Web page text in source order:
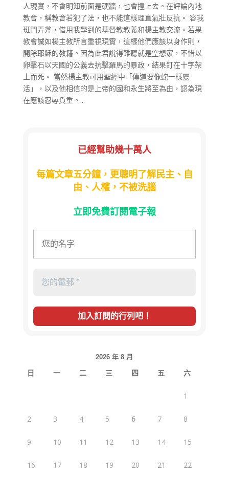
人現實，不會明知前面是硬牆，也會撞上去。在評論內地
教會，稱教會若犯了法，也不能這樣理直氣壯反抗。 容我
班門弄斧，借用我學到的基督教教義和楊主教交流。若果
教會誠如楊主教所言重視現實，這樣他們應該以身作則，
開除耶穌的教籍。因為此君說得難聽就是空想家，不惜以
卵擊石以天國的公義去抗擊羅馬的暴政，結果釘在十字架
上而死。 當然楊主教可用聖經中「傳道要像蛇一樣靈
活」，以及他相信的是上帝的國和永生將至為由，認為現
在應該忍辱負重。...
已經幫助幾十萬人
每篇文章五分鐘，更聰明了解民主、自
由、人權，不被洗腦
立即免費訂閱電子報
2026 年 8 月
日 一 二 三 四 五 六
1
2 3 4 5 6 7 8
9 10 11 12 13 14 15
16 17 18 19 20 21 22